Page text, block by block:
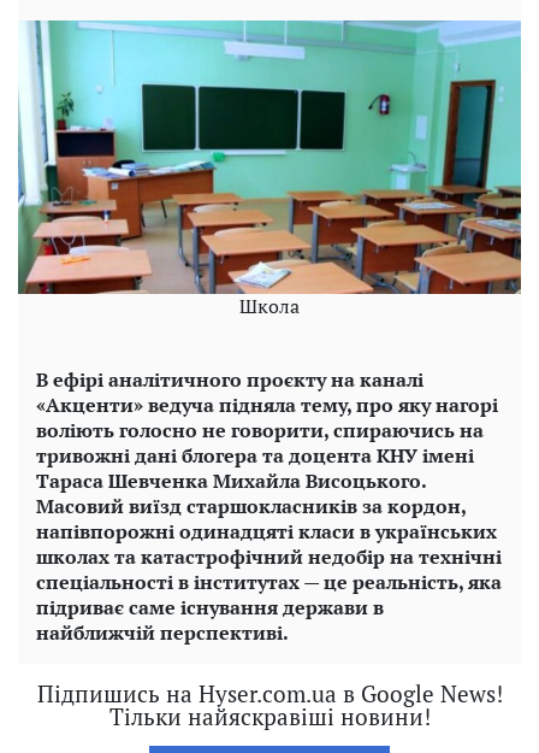
Школа
В ефірі аналітичного проєкту на каналі
«Акценти» ведуча підняла тему, про яку нагорі
воліють голосно не говорити, спираючись на
тривожні дані блогера та доцента КНУ імені
Тараса Шевченка Михайла Висоцького.
Масовий виїзд старшокласників за кордон,
напівпорожні одинадцяті класи в українських
школах та катастрофічний недобір на технічні
спеціальності в інститутах — це реальність, яка
підриває саме існування держави в
найближчій перспективі.
Підпишись на Hyser.com.ua в Google News!
Тільки найяскравіші новини!